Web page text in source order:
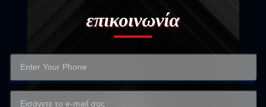
επικοινωνία